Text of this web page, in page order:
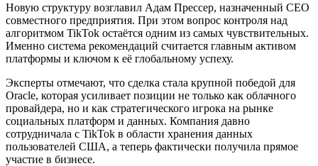
Новую структуру возглавил Адам Прессер, назначенный CEO
совместного предприятия. При этом вопрос контроля над
алгоритмом TikTok остаётся одним из самых чувствительных.
Именно система рекомендаций считается главным активом
платформы и ключом к её глобальному успеху.
Эксперты отмечают, что сделка стала крупной победой для
Oracle, которая усиливает позиции не только как облачного
провайдера, но и как стратегического игрока на рынке
социальных платформ и данных. Компания давно
сотрудничала с TikTok в области хранения данных
пользователей США, а теперь фактически получила прямое
участие в бизнесе.